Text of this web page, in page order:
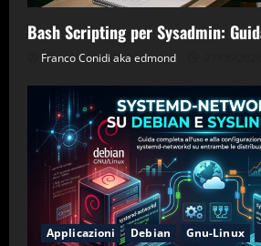
Bash Scripting per Sysadmin:
Franco Conidi aka edmond
Applicazioni Debian Gnu-Linux